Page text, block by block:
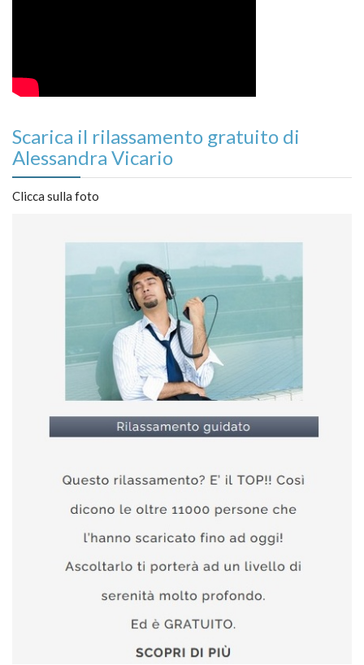
Scarica il rilassamento gratuito di
Alessandra Vicario
Clicca sulla foto